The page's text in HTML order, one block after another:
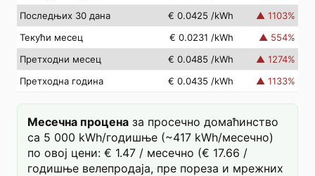
Последњих 30 дана
€ 0.0425 /kWh ▲ 1103%
Текући месец
€ 0.0231 /kWh ▲ 554%
Претходни месец
€ 0.0485 /kWh ▲ 1274%
Претходна година
€ 0.0435 /kWh ▲ 1133%
Месечна процена за просечно домаћинство
са 5 000 kWh/годишње (~417 kWh/месечно)
по овој цени: € 1.47 / месечно (€ 17.66 /
годишње велепродаја, пре пореза и мрежних